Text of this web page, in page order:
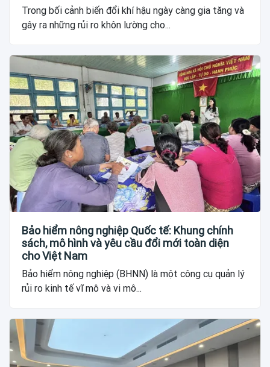
Trong bối cảnh biến đổi khí hậu ngày càng gia tăng và
gây ra những rủi ro khôn lường cho...
Bảo hiểm nông nghiệp Quốc tế: Khung chính
sách, mô hình và yêu cầu đổi mới toàn diện
cho Việt Nam
Bảo hiểm nông nghiệp (BHNN) là một công cụ quản lý
rủi ro kinh tế vĩ mô và vi mô...